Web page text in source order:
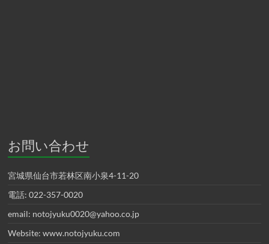
お問い合わせ
宮城県仙台市若林区南小泉4-11-20
電話: 022-357-0020
email: notojyuku0020@yahoo.co.jp
Website: www.notojyuku.com